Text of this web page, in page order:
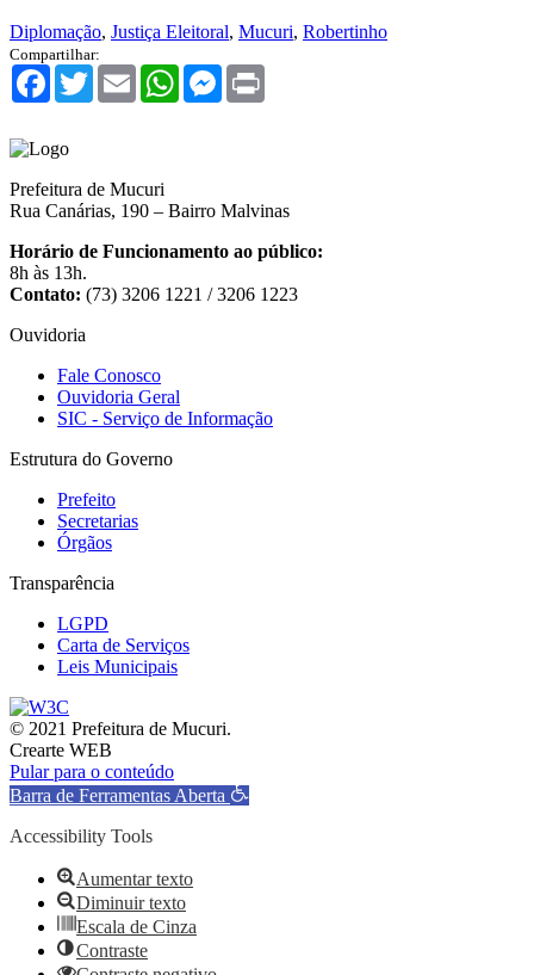
Diplomação, Justiça Eleitoral, Mucuri, Robertinho
Compartilhar:
Facebook
TwitterEmail WhatsAppMessenger
Prefeitura de Mucuri
Rua Canárias, 190 – Bairro Malvinas
Horário de Funcionamento ao público:
8h às 13h.
Contato: (73) 3206 1221 / 3206 1223
Ouvidoria
Fale Conosco
Ouvidoria Geral
SIC - Serviço de Informação
Estrutura do Governo
Prefeito
Secretarias
Órgãos
Transparência
LGPD
Carta de Serviços
Leis Municipais
© 2021 Prefeitura de Mucuri.
Crearte WEB
Pular para o conteúdo
Barra de Ferramentas Aberta
Accessibility Tools
Aumentar texto
Diminuir texto
Escala de Cinza
Contraste